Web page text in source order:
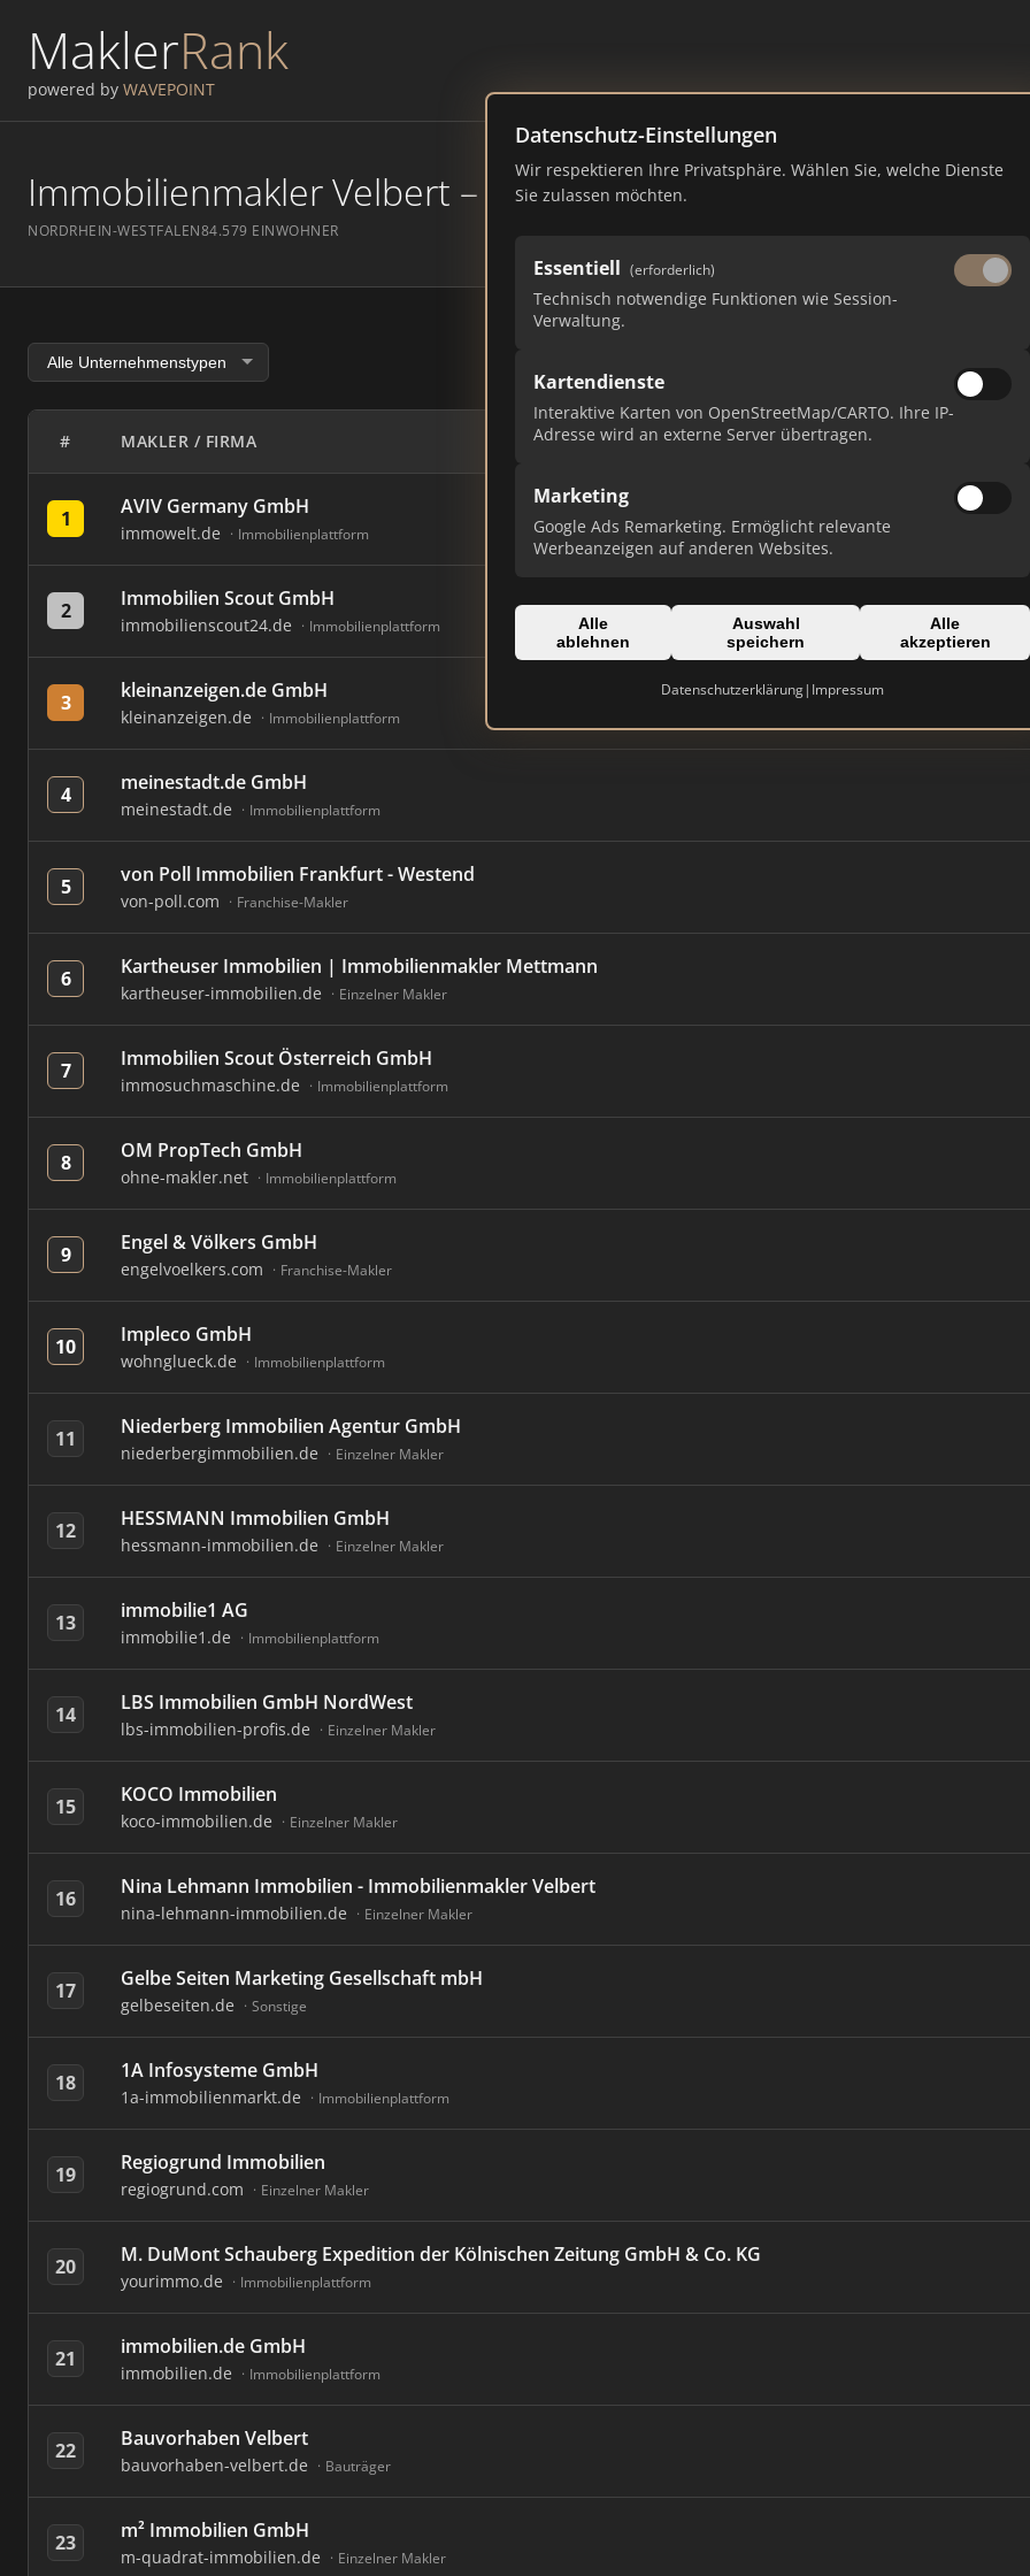
MaklerRank
powered by WAVEPOINT
Datenschutz-Einstellungen
Wir respektieren Ihre Privatsphäre. Wählen Sie, welche Dienste
Sie zulassen möchten.
Essentiell (erforderlich)
Technisch notwendige Funktionen wie Session-
Verwaltung.
Kartendienste
Interaktive Karten von OpenStreetMap/CARTO. Ihre IP-
Adresse wird an externe Server übertragen.
Marketing
Google Ads Remarketing. Ermöglicht relevante
Werbeanzeigen auf anderen Websites.
Alle
ablehnen
Auswahl
speichern
Alle
akzeptieren
Datenschutzerklärung| Impressum
Immobilienmakler Velbert – Ranking Juli 2026
NORDRHEIN-WESTFALEN84.579 EINWOHNER
# MAKLER / FIRMA
1 AVIV Germany GmbH
immowelt.de Immobilienplattform
2 Immobilien Scout GmbH
immobilienscout24.de Immobilienplattform
3 kleinanzeigen.de GmbH
kleinanzeigen.de Immobilienplattform
4 meinestadt.de GmbH
meinestadt.de Immobilienplattform
5 von Poll Immobilien Frankfurt - Westend
von-poll.com Franchise-Makler
6 Kartheuser Immobilien | Immobilienmakler Mettmann
kartheuser-immobilien.de Einzelner Makler
7 Immobilien Scout Österreich GmbH
immosuchmaschine.de Immobilienplattform
8 OM PropTech GmbH
ohne-makler.net Immobilienplattform
9 Engel & Völkers GmbH
engelvoelkers.com Franchise-Makler
10 Impleco GmbH
wohnglueck.de Immobilienplattform
11 Niederberg Immobilien Agentur GmbH
niederbergimmobilien.de Einzelner Makler
12 HESSMANN Immobilien GmbH
hessmann-immobilien.de Einzelner Makler
13 immobilie1 AG
immobilie1.de Immobilienplattform
14 LBS Immobilien GmbH NordWest
lbs-immobilien-profis.de Einzelner Makler
15 KOCO Immobilien
koco-immobilien.de Einzelner Makler
16 Nina Lehmann Immobilien - Immobilienmakler Velbert
nina-lehmann-immobilien.de Einzelner Makler
17 Gelbe Seiten Marketing Gesellschaft mbH
gelbeseiten.de Sonstige
18 1A Infosysteme GmbH
1a-immobilienmarkt.de Immobilienplattform
19 Regiogrund Immobilien
regiogrund.com Einzelner Makler
20 M. DuMont Schauberg Expedition der Kölnischen Zeitung GmbH & Co. KG
yourimmo.de Immobilienplattform
21 immobilien.de GmbH
immobilien.de Immobilienplattform
22 Bauvorhaben Velbert
bauvorhaben-velbert.de Bauträger
23 m² Immobilien GmbH
m-quadrat-immobilien.de Einzelner Makler